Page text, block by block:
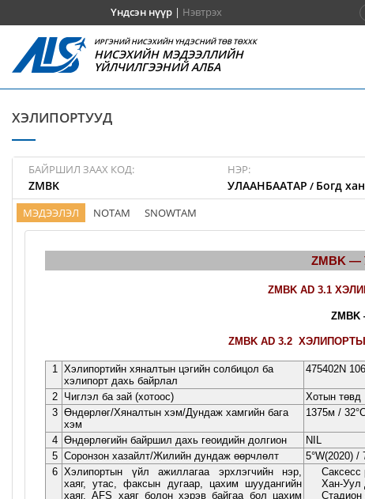
Үндсэн нүүр| Нэвтрэх
ИРГЭНИЙ НИСЭХИЙН ҮНДЭСНИЙ ТӨВ ТӨХХК
НИСЭХИЙН МЭДЭЭЛЛИЙН
ҮЙЛЧИЛГЭЭНИЙ АЛБА
ХЭЛИПОРТУУД
БАЙРШИЛ ЗААХ КОД:
ZMBK
НЭР:
УЛААНБААТАР / Богд хан
МЭДЭЭЛЭЛ NOTAM SNOWTAM